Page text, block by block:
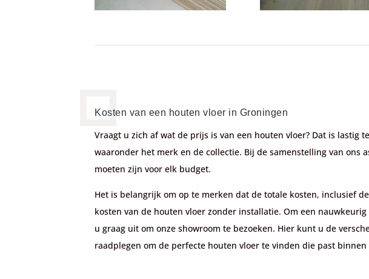
Kosten van een houten vloer in Groningen
Vraagt u zich af wat de prijs is van een houten vloer? Dat is lastig
waaronder het merk en de collectie. Bij de samenstelling van
moeten zijn voor elk budget.
Het is belangrijk om op te merken dat de totale kosten, inclusief
kosten van de houten vloer zonder installatie. Om een
u graag uit om onze showroom te bezoeken. Hier kunt u de
raadplegen om de perfecte houten vloer te vinden die past